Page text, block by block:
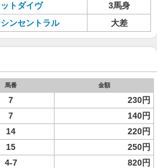
トダイヴ
3馬身
ンセントラル 大差
馬番 金額
7 230円
7
140円
14
220円
15
250円
4-7
820円